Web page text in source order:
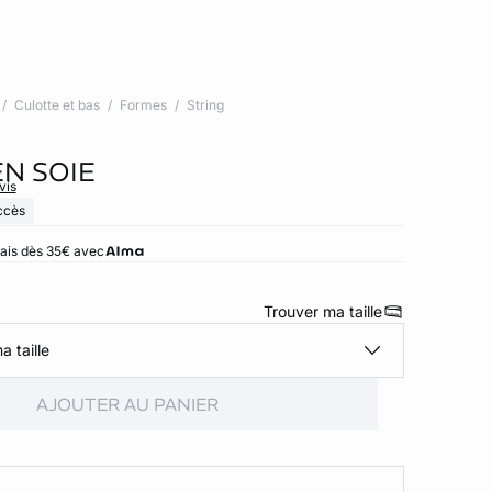
Culotte et bas Formes String
SOIE
dès 35€ avec
Trouver ma taille
taille
AJOUTER AU PANIER